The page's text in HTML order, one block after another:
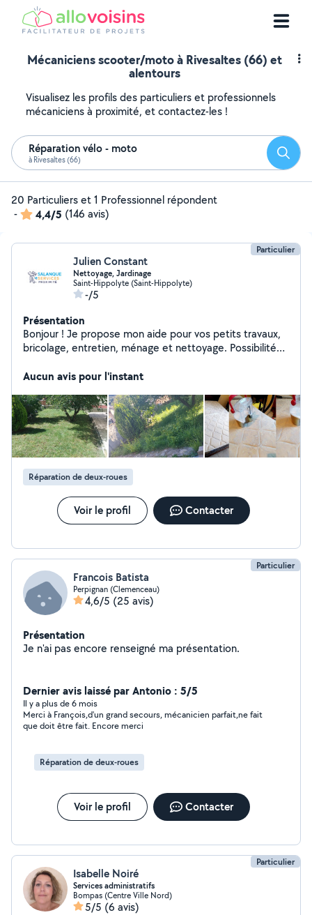
Mécaniciens scooter/moto à Rivesaltes (66) et
alentours
Visualisez les profils des particuliers et professionnels
mécaniciens à proximité, et contactez-les !
Réparation vélo - moto
à Rivesaltes (66)
20 Particuliers et 1 Professionnel répondent
-
4,4/5 (146 avis)
Particulier
Julien Constant
Nettoyage, Jardinage
Saint-Hippolyte (Saint-Hippolyte)
-/5
Présentation
Bonjour ! Je propose mon aide pour vos petits travaux,
bricolage, entretien, ménage et nettoyage. Possibilité
faire du jardinage et débroussailler les abords
Sérieux, rapide et à l'écoute, je me déplace dans votre
secteur. N'hésitez pas à me contacter.
Aucun avis pour l'instant
Réparation de deux-roues
Voir le profil Contacter
Particulier
Francois Batista
Perpignan (Clemenceau)
4,6/5 (25 avis)
Présentation
Je n'ai pas encore renseigné ma présentation.
Dernier avis laissé par Antonio : 5/5
Il y a plus de 6 mois
Merci à François,d'un grand secours, mécanicien parfait,ne fait
que doit être fait. Encore merci
Réparation de deux-roues
Voir le profil Contacter
Particulier
Isabelle Noiré
Services administratifs
Bompas (Centre Ville Nord)
5/5 (6 avis)